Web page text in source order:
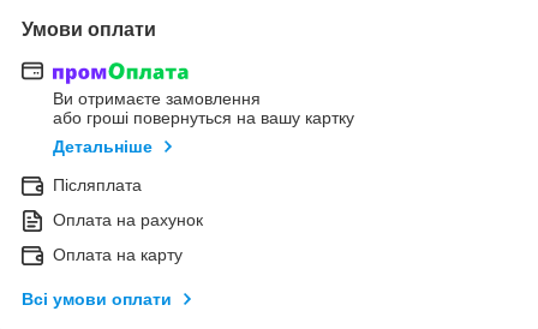
Умови оплати
Ви отримаєте замовлення
або гроші повернуться на вашу картку
Детальніше
Післяплата
Оплата на рахунок
Оплата на карту
Всі умови оплати